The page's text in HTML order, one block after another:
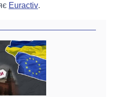
Euractiv.